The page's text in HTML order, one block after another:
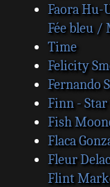
Faora Hu-
Fée bleu /
Time
Felicity
Fernando
Finn - Star
Fish
Flaca
Fleur
Flint